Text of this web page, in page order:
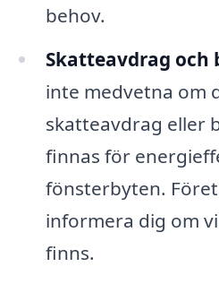
behov.
Skatteavdrag och
inte medvetna om
skatteavdrag eller
finnas för
fönsterbyten.
informera dig om
finns.